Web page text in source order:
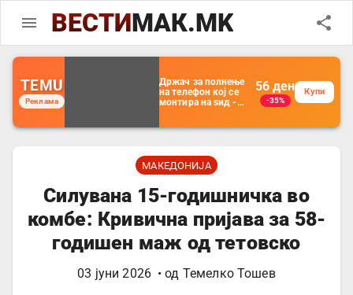
ВЕСТИМАК.MK
TEMU
Реклама
Држач за полнење
на телефон кој се
монтира на ѕид -
организатор за
далечински
управувач
56 ден
-35%
Купи
МАКЕДОНИЈА
Силувана 15-годишничка во
комбе: Кривична пријава за 58-
годишен маж од тетовско
03 јуни 2026 • од Темелко Тошев